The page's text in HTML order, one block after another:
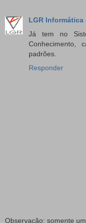
LGR Informática
Já tem no
Conhecimento,
padrões.
Responder
Observação: somente